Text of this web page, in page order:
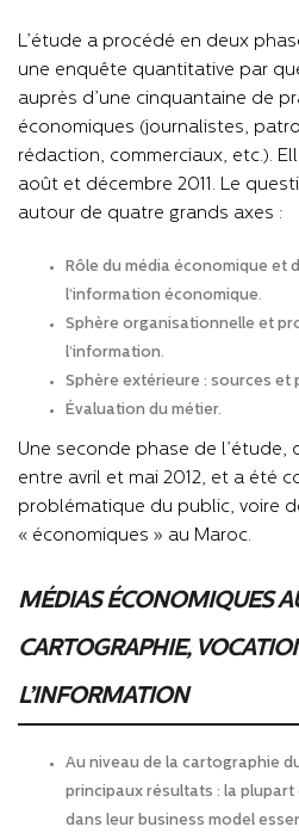
L’étude a procédé en deux
une enquête quantitative par
auprès d’une cinquantaine de
économiques (journalistes,
rédaction, commerciaux, etc.).
août et décembre 2011. Le
autour de quatre grands axes :
Rôle du média économique et
l’information économique.
Sphère organisationnelle et
l’information.
Sphère extérieure : sources et
Évaluation du métier.
Une seconde phase de l’étude,
entre avril et mai 2012, et a été
problématique du public, voire
« économiques » au Maroc.
MÉDIAS ÉCONOMIQUES
CARTOGRAPHIE,
L’INFORMATION
Au niveau de la cartographie
principaux résultats : la
dans leur business model